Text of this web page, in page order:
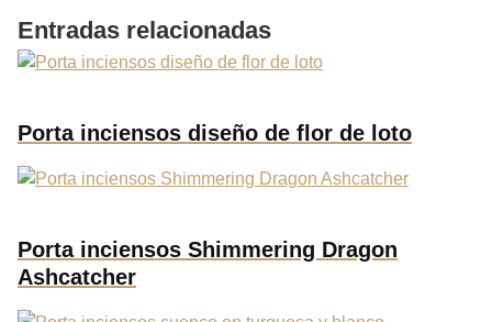
Entradas relacionadas
Porta inciensos diseño de flor de loto
Porta inciensos Shimmering Dragon
Ashcatcher